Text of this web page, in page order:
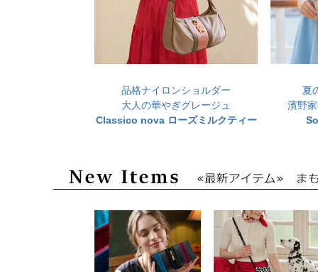
品格ナイロンショルダー
大人の華やぎグレージュ
Classico nova ローズミルクティー
夏
濱野